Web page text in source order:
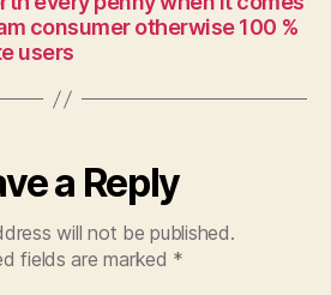
consumer otherwise 100 %
users
a Reply
will not be published.
fields are marked *